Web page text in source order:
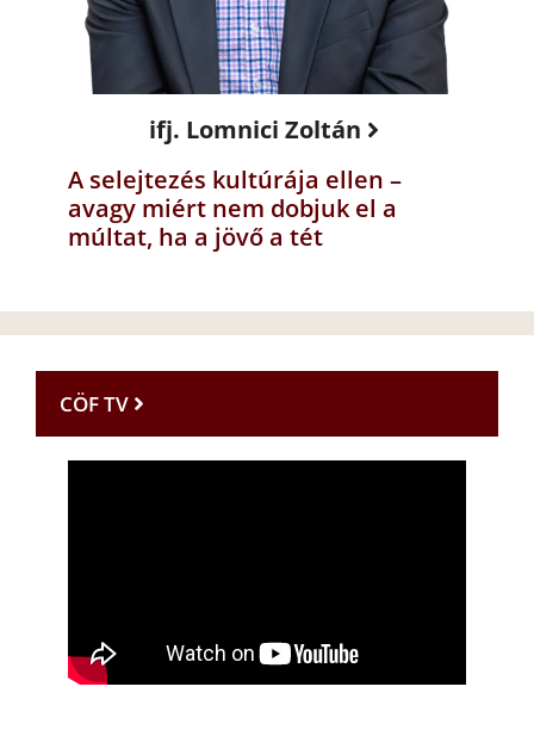
ifj. Lomnici Zoltán
A selejtezés kultúrája ellen –
avagy miért nem dobjuk el a
múltat, ha a jövő a tét
CÖF TV